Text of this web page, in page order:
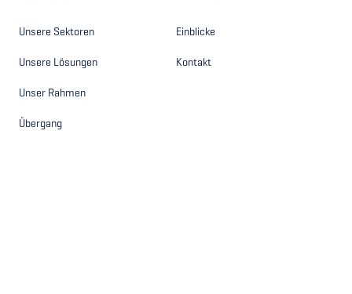
Unsere Sektoren
Unsere Lösungen
Unser Rahmen
Übergang
Einblicke
Kontakt